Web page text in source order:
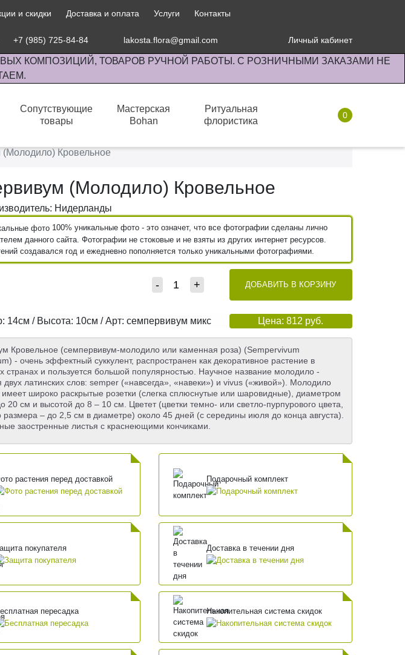
и скидки Доставка и оплата Услуги Контакты
+7 (985) 725-84-84 lakosta.flora@gmail.com Личный кабинет
КОМПОЗИЦИЙ, ТОВАРОВ РУЧНОЙ РАБОТЫ. С РОЗНИЧНЫМИ ЗАКАЗАМИ НЕ
Сопутствующие
товары
Мастерская
Bohan
Ритуальная
флористика
0
Кровельное
(Молодило) Кровельное
Нидерланды
100% уникальные фото - это означет, что все фотографии сделаны лично
данного сайта. Фотографии не стоковые и не взяты из других интернет ресурсов.
создавался год и ежедневно пополняется только уникальными фотографиями.
- + ДОБАВИТЬ В КОРЗИНУ
14см / Высота: 10см / Арт: семпервивум микс Цена: 812 руб.
Кровельное (семпервивум-молодило или каменная роза) (Sеmpervivum
- очень эффектный суккулент, распространен как декоративное растение в
странах и пользуется большой популярностью. Научное название молодило -
двух латинских слов: semper («навсегда», «навеки») и vivus («живой»). Молодило
имеет широко раскрытые розетки (слегка сплюснутые или шаровидные), диаметром
20 см и высотой до 8 – 10 см. Цветет (цветки темно- или светло-пурпурового цвета,
размера – до 2,5 см в диаметре) около 45 дней (с середины июля до конца августа).
заостренные листья с краснеющими кончиками.
растения перед доставкой Подарочный комплект
покупателя Доставка в течении дня
пересадка Накопительная система скидок